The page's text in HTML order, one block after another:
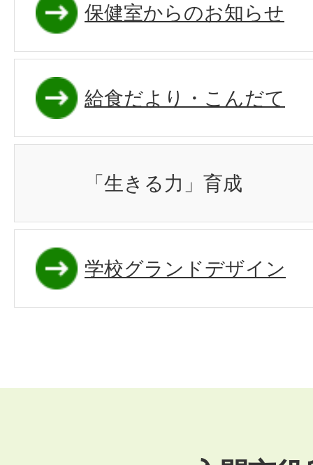
保健室からのお知らせ
給食だより・こんだて
「生きる力」育成
学校グランドデザイン